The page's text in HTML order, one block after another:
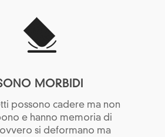
MORBIDI
possono cadere ma non
e hanno memoria di
si deformano ma